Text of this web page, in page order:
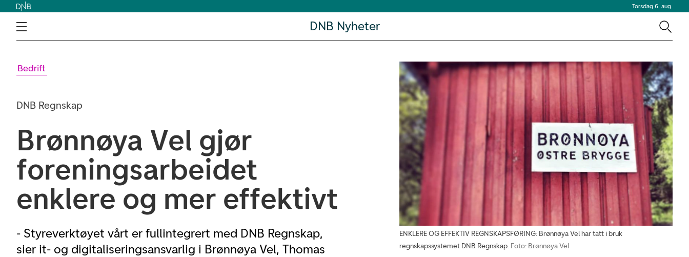
Torsdag 6. aug.
DNB Nyheter
Bedrift
DNB Regnskap
Brønnøya Vel gjør
foreningsarbeidet
enklere og mer effektivt
- Styreverktøyet vårt er fullintegrert med DNB Regnskap,
sier it- og digitaliseringsansvarlig i Brønnøya Vel, Thomas
ENKLERE OG EFFEKTIV REGNSKAPSFØRING: Brønnøya Vel har tatt i bruk
regnskapssystemet DNB Regnskap. Foto: Brønnøya Vel